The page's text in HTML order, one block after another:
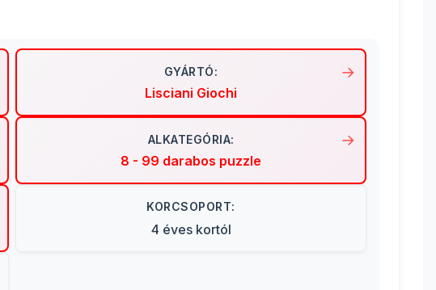
GYÁRTÓ:
Lisciani Giochi
ALKATEGÓRIA:
8 - 99 darabos puzzle
KORCSOPORT:
4 éves kortól